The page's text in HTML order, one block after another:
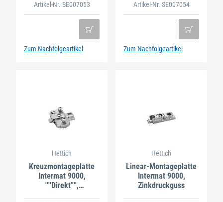
Artikel-Nr. SE007053
Zum Nachfolgeartikel
Artikel-Nr. SE007054
Zum Nachfolgeartikel
Hettich
Kreuzmontageplatte
Intermat 9000,
''''Direkt'''',
Hettich
Linear-Montageplatte
Intermat 9000,
Zinkdruckguss